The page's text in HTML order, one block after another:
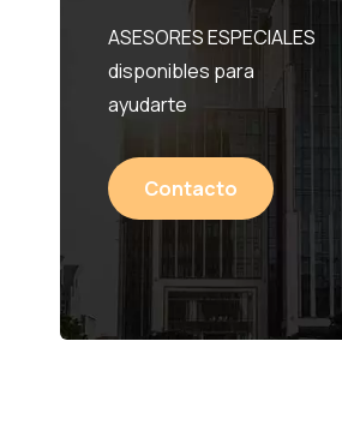
ASESORES ESPECIALES
disponibles para
ayudarte
Contacto